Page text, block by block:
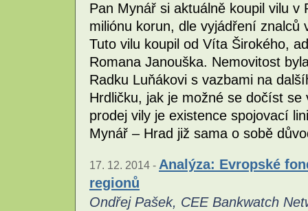
Pan Mynář si aktuálně koupil vilu
miliónu korun, dle vyjádření
Tuto vilu koupil od Víta Širokého,
Romana Janouška. Nemovitost
Radku Luňákovi s vazbami na
Hrdličku, jak je možné se dočíst
prodej vily je existence spojovací
Mynář – Hrad již sama o sobě
17. 12. 2014 - Analýza: Evropské
regionů
Ondřej Pašek, CEE Bankwatch